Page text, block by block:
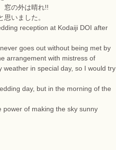
窓の外は晴れ!!
いました。
reception at Kodaiji DOI after
goes out without being met by
arrangement with mistress of
weather in special day, so I would try
day, but in the morning of the
of making the sky sunny